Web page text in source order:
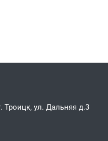
Троицк, ул. Дальняя д.3